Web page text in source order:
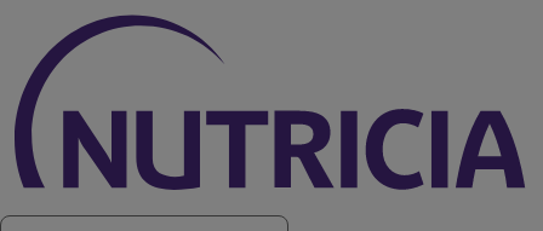
Over de inhoud van de pagina